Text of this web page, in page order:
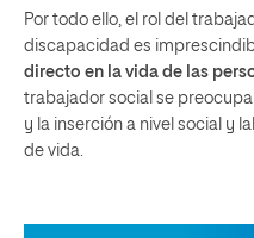
Por todo ello, el rol del
discapacidad es
directo en la vida de las
trabajador social se
y la inserción a nivel social y
de vida.